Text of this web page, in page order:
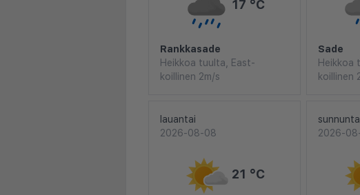
17 °C
Rankkasade
Heikkoa tuulta, East-
koillinen 2m/s
Sade
Heikkoa
koillinen
lauantai
2026-08-08
21 °C
2026-